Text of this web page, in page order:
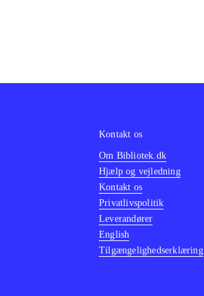
Kontakt os
Om Bibliotek.dk
Hjælp og vejledning
Kontakt os
Privatlivspolitik
Leverandører
English
Tilgængelighedserklæring